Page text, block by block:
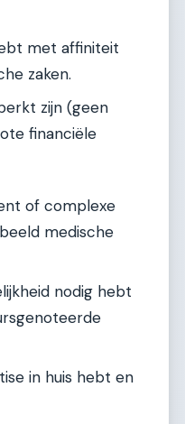
met affiniteit
zaken.
zijn (geen
financiële
of complexe
medische
nodig hebt
in huis hebt en